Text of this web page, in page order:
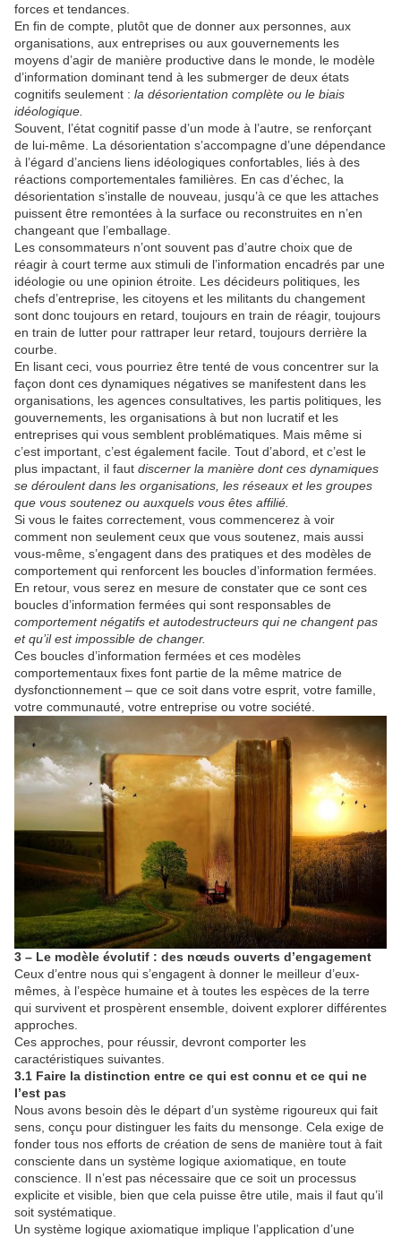
forces et tendances.
En fin de compte, plutôt que de donner aux personnes, aux
organisations, aux entreprises ou aux gouvernements les
moyens d’agir de manière productive dans le monde, le modèle
d’information dominant tend à les submerger de deux états
cognitifs seulement : la désorientation complète ou le biais
idéologique.
Souvent, l’état cognitif passe d’un mode à l’autre, se renforçant
de lui-même. La désorientation s’accompagne d’une dépendance
à l’égard d’anciens liens idéologiques confortables, liés à des
réactions comportementales familières. En cas d’échec, la
désorientation s’installe de nouveau, jusqu’à ce que les attaches
puissent être remontées à la surface ou reconstruites en n’en
changeant que l’emballage.
Les consommateurs n’ont souvent pas d’autre choix que de
réagir à court terme aux stimuli de l’information encadrés par une
idéologie ou une opinion étroite. Les décideurs politiques, les
chefs d’entreprise, les citoyens et les militants du changement
sont donc toujours en retard, toujours en train de réagir, toujours
en train de lutter pour rattraper leur retard, toujours derrière la
courbe.
En lisant ceci, vous pourriez être tenté de vous concentrer sur la
façon dont ces dynamiques négatives se manifestent dans les
organisations, les agences consultatives, les partis politiques, les
gouvernements, les organisations à but non lucratif et les
entreprises qui vous semblent problématiques. Mais même si
c’est important, c’est également facile. Tout d’abord, et c’est le
plus impactant, il faut discerner la manière dont ces dynamiques
se déroulent dans les organisations, les réseaux et les groupes
que vous soutenez ou auxquels vous êtes affilié.
Si vous le faites correctement, vous commencerez à voir
comment non seulement ceux que vous soutenez, mais aussi
vous-même, s’engagent dans des pratiques et des modèles de
comportement qui renforcent les boucles d’information fermées.
En retour, vous serez en mesure de constater que ce sont ces
boucles d’information fermées qui sont responsables de
comportement négatifs et autodestructeurs qui ne changent pas
et qu’il est impossible de changer.
Ces boucles d’information fermées et ces modèles
comportementaux fixes font partie de la même matrice de
dysfonctionnement – que ce soit dans votre esprit, votre famille,
votre communauté, votre entreprise ou votre société.
3 – Le modèle évolutif : des nœuds ouverts d’engagement
Ceux d’entre nous qui s’engagent à donner le meilleur d’eux-
mêmes, à l’espèce humaine et à toutes les espèces de la terre
qui survivent et prospèrent ensemble, doivent explorer différentes
approches.
Ces approches, pour réussir, devront comporter les
caractéristiques suivantes.
3.1 Faire la distinction entre ce qui est connu et ce qui ne
l’est pas
Nous avons besoin dès le départ d’un système rigoureux qui fait
sens, conçu pour distinguer les faits du mensonge. Cela exige de
fonder tous nos efforts de création de sens de manière tout à fait
consciente dans un système logique axiomatique, en toute
conscience. Il n’est pas nécessaire que ce soit un processus
explicite et visible, bien que cela puisse être utile, mais il faut qu’il
soit systématique.
Un système logique axiomatique implique l’application d’une